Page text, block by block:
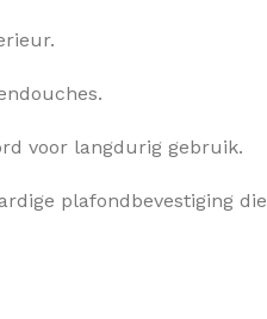
voor langdurig gebruik.
plafondbevestiging die